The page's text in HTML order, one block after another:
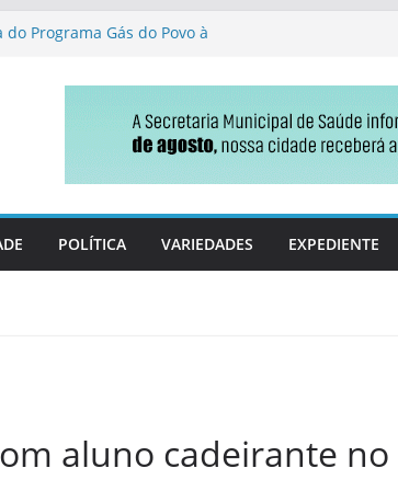
Programa Gás do Povo à
parlamentar no projeto
em MS
no Ideb e ganha fôlego
POLÍTICA VARIEDADES EXPEDIENTE
aluno cadeirante no